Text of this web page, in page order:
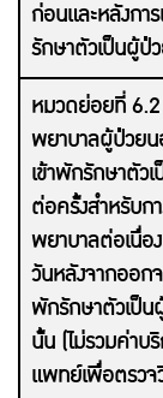
ก่อนและหลังกา
รักษาตัวเป็นผู้ป่
หมวดย่อยที่
พยาบาลผู้ป่วยน
เข้าพักรักษาตัว
ต่อครั้งสำหรับก
พยาบาลต่อเนื่อ
วันหลังจากออกจ
พักรักษาตัวเป็น
นั้น (ไม่รวมค่าบ
แพทย์เพื่อตรว